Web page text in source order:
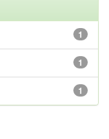
1
1
1